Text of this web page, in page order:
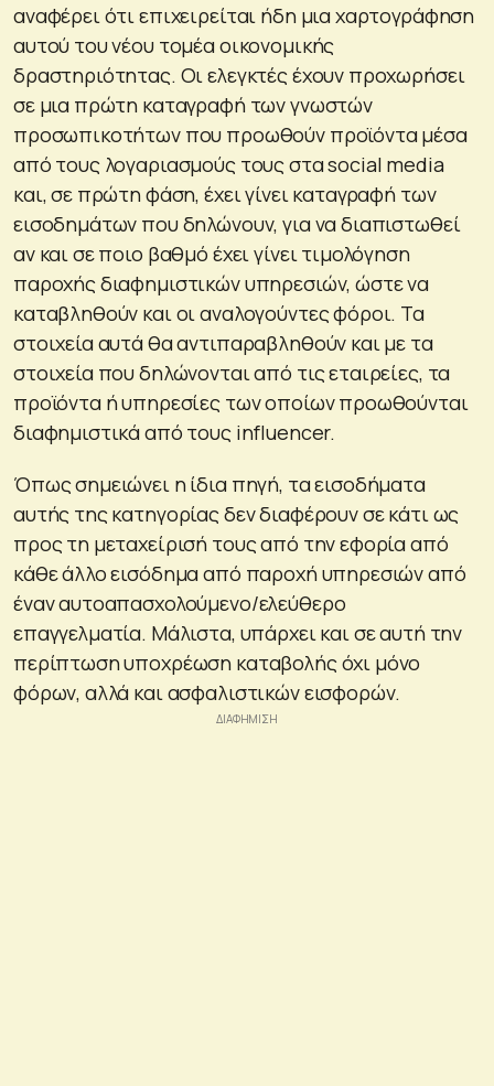
αναφέρει ότι επιχειρείται ήδη μια χαρτογράφηση
αυτού του νέου τομέα οικονομικής
δραστηριότητας. Οι ελεγκτές έχουν προχωρήσει
σε μια πρώτη καταγραφή των γνωστών
προσωπικοτήτων που προωθούν προϊόντα μέσα
από τους λογαριασμούς τους στα social media
και, σε πρώτη φάση, έχει γίνει καταγραφή των
εισοδημάτων που δηλώνουν, για να διαπιστωθεί
αν και σε ποιο βαθμό έχει γίνει τιμολόγηση
παροχής διαφημιστικών υπηρεσιών, ώστε να
καταβληθούν και οι αναλογούντες φόροι. Τα
στοιχεία αυτά θα αντιπαραβληθούν και με τα
στοιχεία που δηλώνονται από τις εταιρείες, τα
προϊόντα ή υπηρεσίες των οποίων προωθούνται
διαφημιστικά από τους influencer.
Όπως σημειώνει η ίδια πηγή, τα εισοδήματα
αυτής της κατηγορίας δεν διαφέρουν σε κάτι ως
προς τη μεταχείρισή τους από την εφορία από
κάθε άλλο εισόδημα από παροχή υπηρεσιών από
έναν αυτοαπασχολούμενο/ελεύθερο
επαγγελματία. Μάλιστα, υπάρχει και σε αυτή την
περίπτωση υποχρέωση καταβολής όχι μόνο
φόρων, αλλά και ασφαλιστικών εισφορών.